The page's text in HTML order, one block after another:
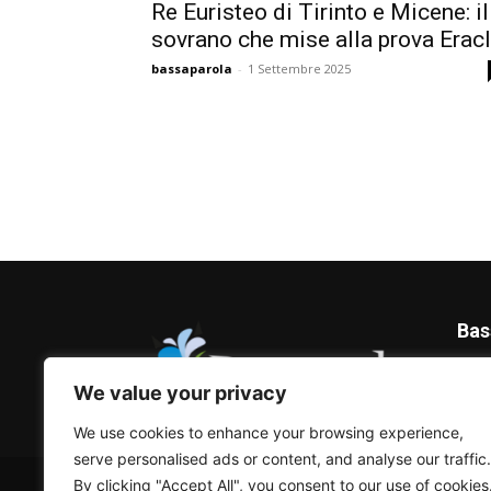
We value your privacy
We use cookies to enhance your browsing experience,
serve personalised ads or content, and analyse our traffic.
By clicking "Accept All", you consent to our use of cookies.
Re Euristeo di Tirinto e Micene: il
sovrano che mise alla prova
bassaparola - 1 Settembre 2025
© Bassaparola.it 2015-2025